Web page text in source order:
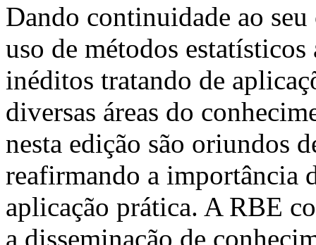
Dando continuidade ao
uso de métodos
inéditos tratando de
diversas áreas do
nesta edição são oriundos
reafirmando a importância
aplicação prática. A RBE
a disseminação de